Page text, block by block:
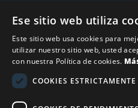
Tel 0034 93 713 37 30
sermovil@sertronic.es
Acceso intranet para
Ese sitio web utiliza
Este sitio web usa cookies para
utilizar nuestro sitio web, usted
con nuestra Política de cookies.
COOKIES ESTRICTAMENTE